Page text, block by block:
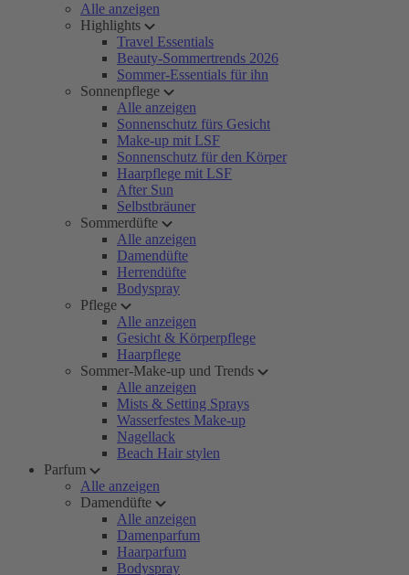
Alle anzeigen
Highlights
Travel Essentials
Beauty-Sommertrends 2026
Sommer-Essentials für ihn
Sonnenpflege
Alle anzeigen
Sonnenschutz fürs Gesicht
Make-up mit LSF
Sonnenschutz für den Körper
Haarpflege mit LSF
After Sun
Selbstbräuner
Sommerdüfte
Alle anzeigen
Damendüfte
Herrendüfte
Bodyspray
Pflege
Alle anzeigen
Gesicht & Körperpflege
Haarpflege
Sommer-Make-up und Trends
Alle anzeigen
Mists & Setting Sprays
Wasserfestes Make-up
Nagellack
Beach Hair stylen
Parfum
Alle anzeigen
Damendüfte
Alle anzeigen
Damenparfum
Haarparfum
Bodyspray